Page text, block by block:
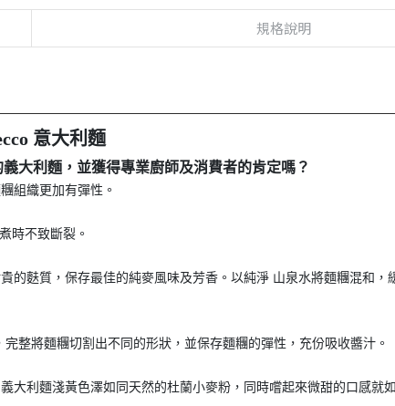
規格說明
意大利麵
大利麵，並獲得專業廚師及消費者的肯定嗎？
組織更加有彈性。
時不致斷裂。
的麩質，保存最佳的純麥風味及芳香。以純淨 山泉水將麵糰混和，
整將麵糰切割出不同的形狀，並保存麵糰的彈性，充份吸收醬汁。
利麵淺黃色澤如同天然的杜蘭小麥粉，同時嚐起來微甜的口感就